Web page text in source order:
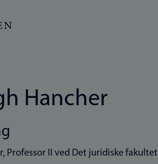
Hancher
Professor II ved Det juridiske fakultet